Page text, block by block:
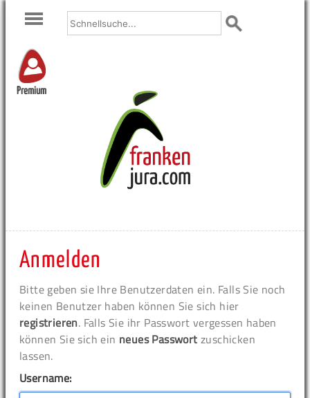
Premium
Anmelden
Bitte geben sie Ihre Benutzerdaten ein. Falls Sie noch
keinen Benutzer haben können Sie sich hier
registrieren. Falls Sie ihr Passwort vergessen haben
können Sie sich ein neues Passwort zuschicken
lassen.
Username: